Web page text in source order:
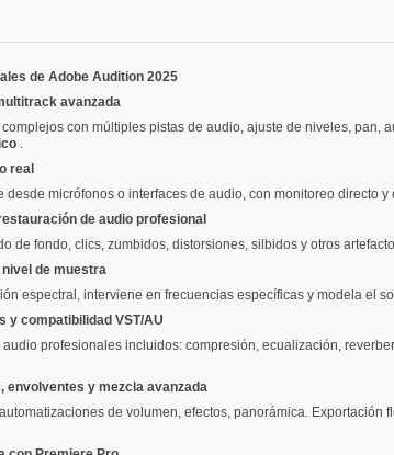
de Adobe Audition 2025
avanzada
con múltiples pistas de audio, ajuste de niveles,
.
real
desde micrófonos o interfaces de audio, con monitoreo directo
de audio profesional
de fondo, clics, zumbidos, distorsiones, silbidos y otros
de muestra
espectral, interviene en frecuencias específicas y modela el
y compatibilidad VST/AU
audio profesionales incluidos: compresión, ecualización,
envolventes y mezcla avanzada
de volumen, efectos, panorámica.